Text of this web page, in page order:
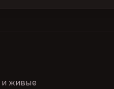
и живые